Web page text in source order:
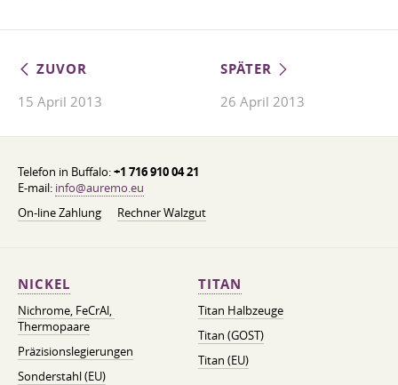
ZUVOR
15 April 2013
SPÄTER
26 April 2013
Telefon in Buffalo:+1 716 910 04 21
E-mail: info@auremo.eu
On-line Zahlung
Rechner Walzgut
NICKEL
Nichrome, FeСrAl, ​​
Thermopaare
Präzisionslegierungen
Sonderstahl (EU)
TITAN
Titan Halbzeuge
Titan (GOST)
Titan (EU)